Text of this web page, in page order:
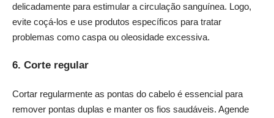
delicadamente para estimular a circulação sanguínea. Logo,
evite coçá-los e use produtos específicos para tratar
problemas como caspa ou oleosidade excessiva.
6. Corte regular
Cortar regularmente as pontas do cabelo é essencial para
remover pontas duplas e manter os fios saudáveis. Agende